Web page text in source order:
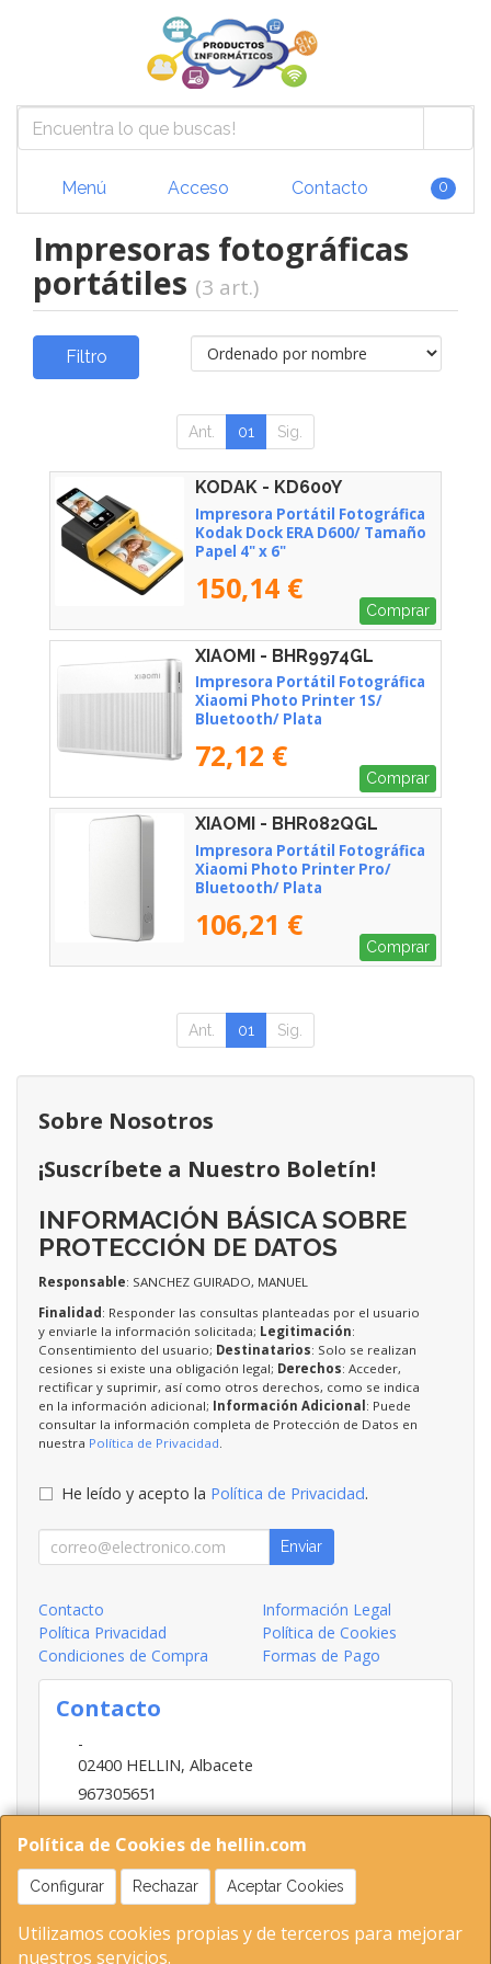
Menú Acceso Contacto 0
Impresoras fotográficas
portátiles (3 art.)
Filtro
Ant. 01 Sig.
KODAK - KD600Y
Impresora Portátil Fotográfica
Kodak Dock ERA D600/ Tamaño
Papel 4" x 6"
150,14 €
Comprar
XIAOMI - BHR9974GL
Impresora Portátil Fotográfica
Xiaomi Photo Printer 1S/
Bluetooth/ Plata
72,12 €
Comprar
XIAOMI - BHR082QGL
Impresora Portátil Fotográfica
Xiaomi Photo Printer Pro/
Bluetooth/ Plata
106,21 €
Comprar
Ant. 01 Sig.
Política de Cookies de hellin.com
Configurar Rechazar Aceptar Cookies
Utilizamos cookies propias y de terceros para mejorar
nuestros servicios.
Sobre Nosotros
¡Suscríbete a Nuestro Boletín!
INFORMACIÓN BÁSICA SOBRE
PROTECCIÓN DE DATOS
Responsable: SANCHEZ GUIRADO, MANUEL
Finalidad : Responder las consultas planteadas por el usuario
y enviarle la información solicitada; Legitimación:
Consentimiento del usuario; Destinatarios: Solo se realizan
cesiones si existe una obligación legal; Derechos: Acceder,
rectificar y suprimir, así como otros derechos, como se indica
en la información adicional; Información Adicional : Puede
consultar la información completa de Protección de Datos en
nuestra Política de Privacidad
He leído y acepto la Política de Privacidad.
Enviar
Contacto
Información Legal
Política Privacidad
Política de Cookies
Condiciones de Compra
Formas de Pago
Contacto
-
02400 HELLIN, Albacete
967305651
INFO@HELLIN.COM
Horario
09:00-13:30; 16:30-20:30